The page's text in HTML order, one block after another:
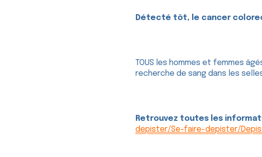
Détecté tôt, le cancer
TOUS les hommes et femmes
recherche de sang dans les
Retrouvez toutes les
depister/Se-faire-depister/